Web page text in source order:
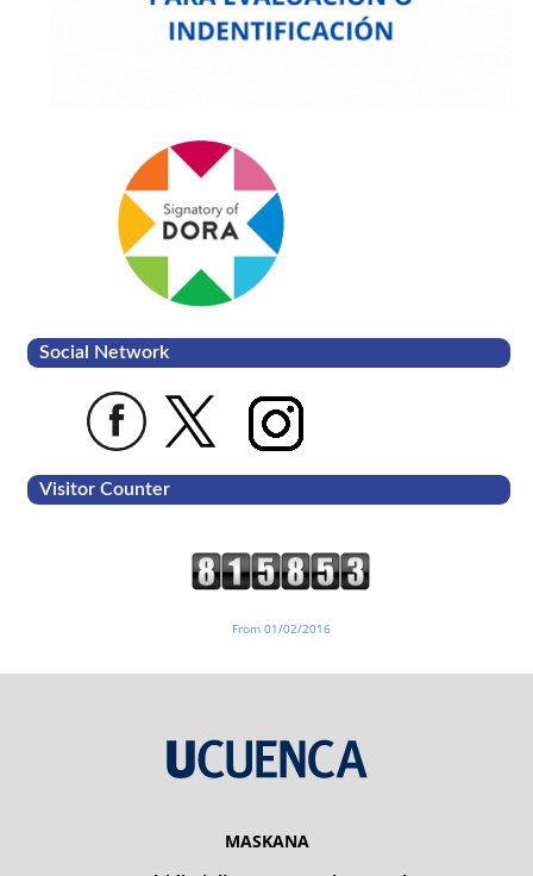
Social Network
Visitor Counter
From 01/02/2016
MASKANA